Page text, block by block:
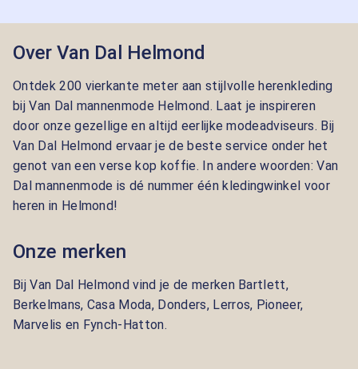
Over Van Dal Helmond
Ontdek 200 vierkante meter aan stijlvolle herenkleding
bij Van Dal mannenmode Helmond. Laat je inspireren
door onze gezellige en altijd eerlijke modeadviseurs. Bij
Van Dal Helmond ervaar je de beste service onder het
genot van een verse kop koffie. In andere woorden: Van
Dal mannenmode is dé nummer één kledingwinkel voor
heren in Helmond!
Onze merken
Bij Van Dal Helmond vind je de merken Bartlett,
Berkelmans, Casa Moda, Donders, Lerros, Pioneer,
Marvelis en Fynch-Hatton.